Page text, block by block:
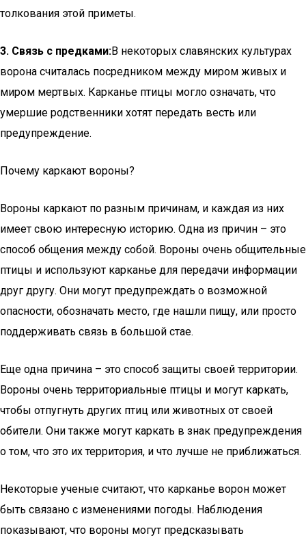
толкования этой приметы.
3. Связь с предками:В некоторых славянских культурах
ворона считалась посредником между миром живых и
миром мертвых. Карканье птицы могло означать, что
умершие родственники хотят передать весть или
предупреждение.
Почему каркают вороны?
Вороны каркают по разным причинам, и каждая из них
имеет свою интересную историю. Одна из причин – это
способ общения между собой. Вороны очень общительные
птицы и используют карканье для передачи информации
друг другу. Они могут предупреждать о возможной
опасности, обозначать место, где нашли пищу, или просто
поддерживать связь в большой стае.
Еще одна причина – это способ защиты своей территории.
Вороны очень территориальные птицы и могут каркать,
чтобы отпугнуть других птиц или животных от своей
обители. Они также могут каркать в знак предупреждения
о том, что это их территория, и что лучше не приближаться.
Некоторые ученые считают, что карканье ворон может
быть связано с изменениями погоды. Наблюдения
показывают, что вороны могут предсказывать